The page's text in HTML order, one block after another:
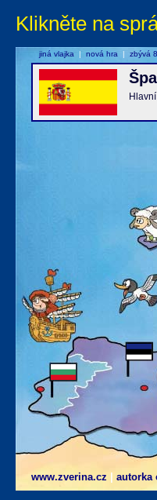
Klikněte na
www.zverina.cz autorka
jiná vlajka | nová hra | zbývá